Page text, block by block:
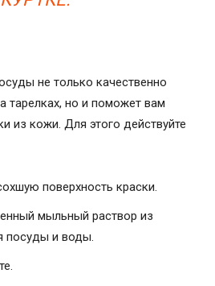
не только качественно
тарелках, но и поможет вам
из кожи. Для этого действуйте
поверхность краски.
мыльный раствор из
посуды и воды.